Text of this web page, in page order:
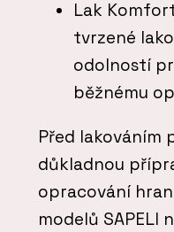
Lak
tvrzené
odolností
běžnému
Před lakováním
důkladnou
opracování
modelů SAPELI